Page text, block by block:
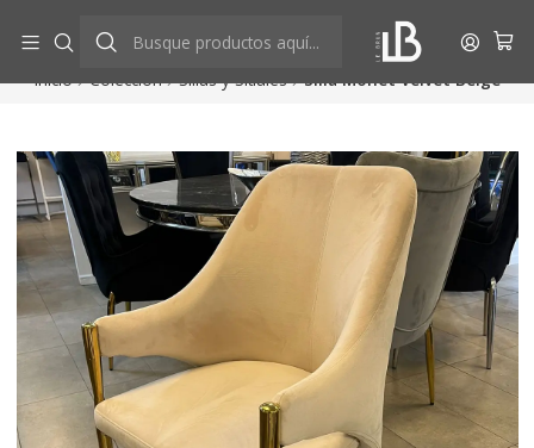
Ver más
Inicio Colección Sillas y Sitiales Silla Monet Velvet Beige